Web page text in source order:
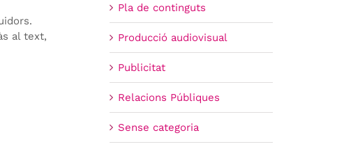
al text,
Pla de continguts
Producció audiovisual
Publicitat
Relacions Públiques
Sense categoria